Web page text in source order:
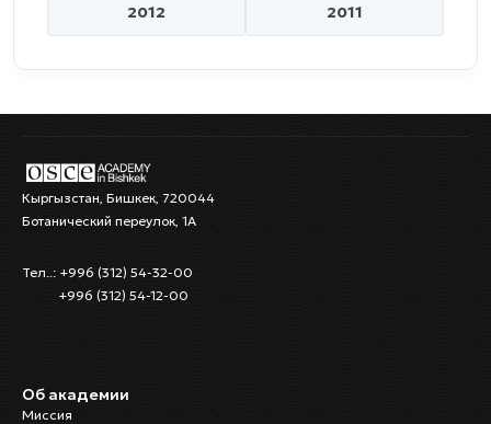
2012 2011
Кыргызстан, Бишкек, 720044
Ботанический переулок, 1А
Тел..: +996 (312) 54-32-00
+996 (312) 54-12-00
Об академии
Миссия